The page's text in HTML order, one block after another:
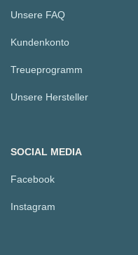
Unsere FAQ
Kundenkonto
Treueprogramm
Unsere Hersteller
SOCIAL MEDIA
Facebook
Instagram